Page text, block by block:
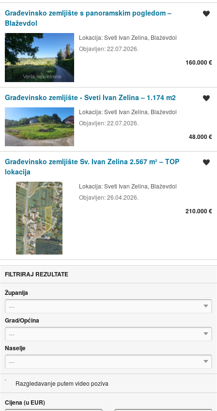
Građevinsko zemljište s panoramskim pogledom –
Blaževdol
Lokacija:Sveti Ivan Zelina, Blaževdol
Objavljen:22.07.2026.
160.000 €
Građevinsko zemljište - Sveti Ivan Zelina – 1.174 m2
Lokacija:Sveti Ivan Zelina, Blaževdol
Objavljen:22.07.2026.
48.000 €
Građevinsko zemljište Sv. Ivan Zelina 2.567 m² – TOP
lokacija
Lokacija:Sveti Ivan Zelina, Blaževdol
Objavljen:26.04.2026.
210.000 €
FILTRIRAJ REZULTATE
Županija
---
Grad/Općina
---
Naselje
---
Razgledavanje putem video poziva
Cijena (u EUR)